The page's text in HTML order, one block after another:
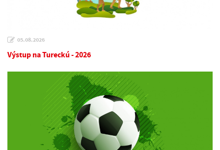
05.08.2026
Výstup na Tureckú - 2026